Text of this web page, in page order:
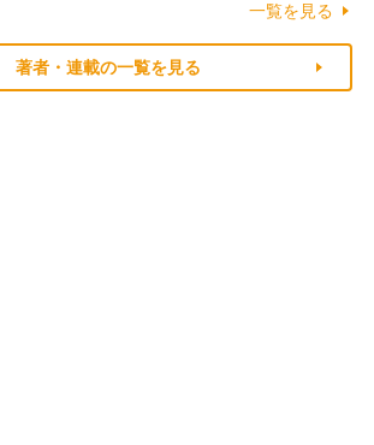
一覧を見る
著者・連載の一覧を見る